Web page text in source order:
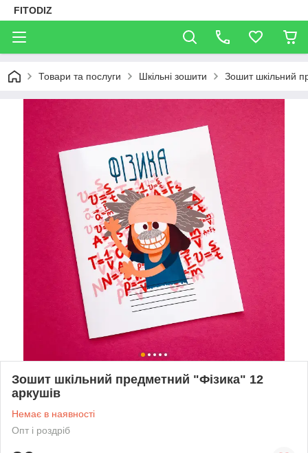
FITODIZ
Товари та послуги Шкільні зошити Зошит шкільний
Зошит шкільний предметний "Фізика" 12
аркушів
Немає в наявності
Опт і роздріб